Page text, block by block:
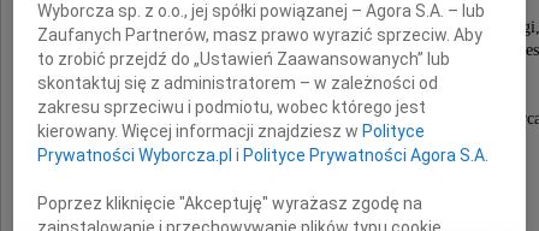
Zgasłaś nam jak świecy płomyk bez buntu, bez słowa
Samotna w tej ostatniej drodze i tylko smutek
i pamięć żywa o Tobie w nas pozostanie,
bo zawsze myślami będziemy przy Tobie.
Twój uśmiech na zawsze pozostanie w naszych
Wyborcza sp. z o.o., jej spółki powiązanej – Agora S.A. – lub
Zaufanych Partnerów, masz prawo wyrazić sprzeciw. Aby
to zrobić przejdź do „Ustawień Zaawansowanych” lub
skontaktuj się z administratorem – w zależności od
zakresu sprzeciwu i podmiotu, wobec którego jest
kierowany. Więcej informacji znajdziesz w Polityce
Prywatności Wyborcza.pl i Polityce Prywatności Agora S.A.
Poprzez kliknięcie "Akceptuję" wyrażasz zgodę na